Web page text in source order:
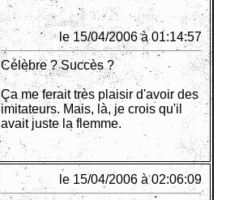
le 15/04/2006 à 01:14:57
Célèbre ? Succès ?
Ça me ferait très plaisir d'avoir des
imitateurs. Mais, là, je crois qu'il
avait juste la flemme.
le 15/04/2006 à 02:06:09